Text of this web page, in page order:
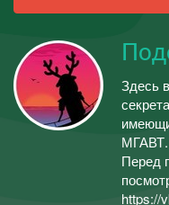
Здесь
МГАВТ.
Перед
https://